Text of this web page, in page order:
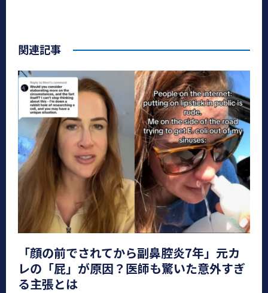
関連記事
「顔の前でされてから副鼻腔炎7年」元カ
レの「屁」が原因？医師も驚いた意外すぎ
る主張とは